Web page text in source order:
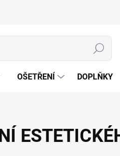
Hledat
OŠETŘENÍ DOPLŇKY